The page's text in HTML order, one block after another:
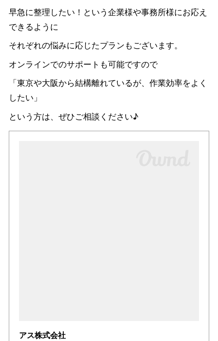
早急に整理したい！という企業様や事務所様にお応え
できるように
それぞれの悩みに応じたプランもございます。
オンラインでのサポートも可能ですので
「東京や大阪から結構離れているが、作業効率をよく
したい」
という方は、ぜひご相談ください♪
アス株式会社